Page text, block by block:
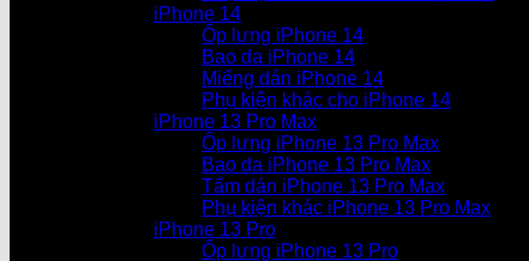
iPhone 14
Ốp lưng iPhone 14
Bao da iPhone 14
Miếng dán iPhone 14
Phụ kiện khác cho iPhone 14
iPhone 13 Pro Max
Ốp lưng iPhone 13 Pro Max
Bao da iPhone 13 Pro Max
Tấm dán iPhone 13 Pro Max
Phụ kiện khác iPhone 13 Pro Max
iPhone 13 Pro
Ốp lưng iPhone 13 Pro